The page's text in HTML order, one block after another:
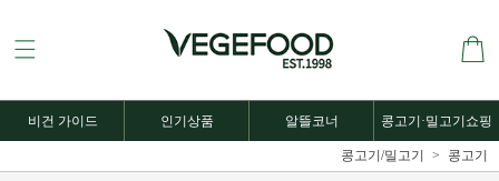
비건 가이드 인기상품 알뜰코너 콩고기·밀고기쇼핑
콩고기/밀고기 콩고기